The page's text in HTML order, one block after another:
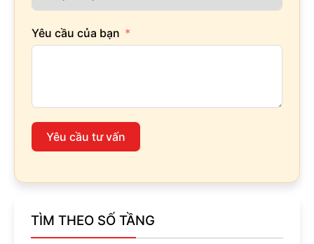
Yêu cầu của bạn
Yêu cầu tư vấn
TÌM THEO SỐ TẦNG